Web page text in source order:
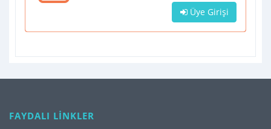
Üye Girişi
FAYDALI LİNKLER